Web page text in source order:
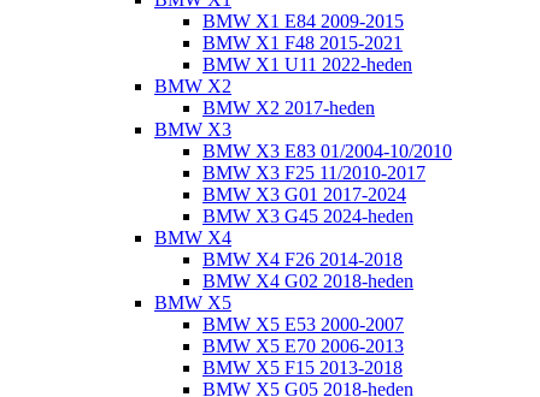
BMW X1 E84 2009-2015
BMW X1 F48 2015-2021
BMW X1 U11 2022-heden
BMW X2
BMW X2 2017-heden
BMW X3
BMW X3 E83 01/2004-10/2010
BMW X3 F25 11/2010-2017
BMW X3 G01 2017-2024
BMW X3 G45 2024-heden
BMW X4
BMW X4 F26 2014-2018
BMW X4 G02 2018-heden
BMW X5
BMW X5 E53 2000-2007
BMW X5 E70 2006-2013
BMW X5 F15 2013-2018
BMW X5 G05 2018-heden